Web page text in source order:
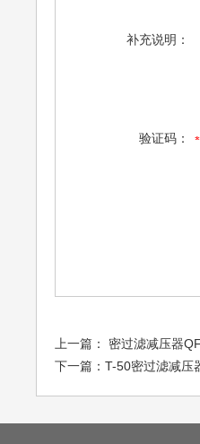
补充说明：
验证码：
上一篇： 密过滤减压器
下一篇： T-50密过滤减压